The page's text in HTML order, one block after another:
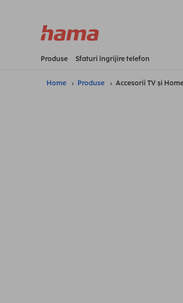
Produse Sfaturi îngrijire telefon
Home Produse Accesorii TV și